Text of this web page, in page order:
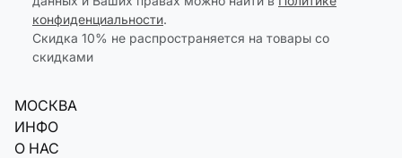
конфиденциальности.
Скидка 10% не распространяется на товары со
скидками
МОСКВА
ИНФО
О НАС